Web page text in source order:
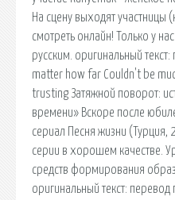
На сцену выходят участницы
смотреть онлайн! Только у
русским. оригинальный
matter how far Couldn't be
trusting Затяжной поворот:
времени» Вскоре после
сериал Песня жизни (Турция,
серии в хорошем качестве.
средств формирования
оригинальный текст: